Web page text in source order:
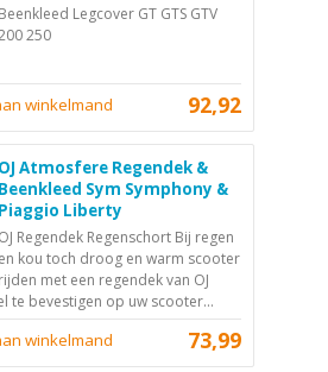
Beenkleed Legcover GT GTS GTV
250
92,92
winkelmand
OJ Atmosfere Regendek &
Beenkleed Sym Symphony &
Piaggio Liberty
OJ Regendek Regenschort Bij regen
en kou toch droog en warm scooter
rijden met een regendek van OJ
te bevestigen op uw scooter...
73,99
winkelmand